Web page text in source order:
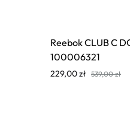
Reebok CLUB C
100006321
229,00zł 539,00zł